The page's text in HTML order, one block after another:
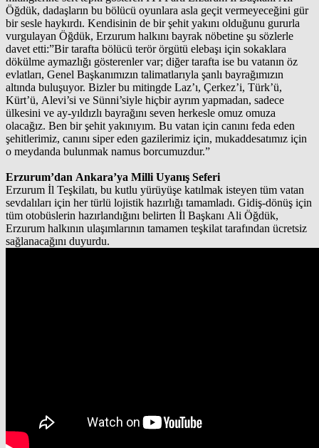
Öğdük, dadaşların bu bölücü oyunlara asla geçit vermeyeceğini gür
bir sesle haykırdı. Kendisinin de bir şehit yakını olduğunu gururla
vurgulayan Öğdük, Erzurum halkını bayrak nöbetine şu sözlerle
davet etti:”Bir tarafta bölücü terör örgütü elebaşı için sokaklara
dökülme aymazlığı gösterenler var; diğer tarafta ise bu vatanın öz
evlatları, Genel Başkanımızın talimatlarıyla şanlı bayrağımızın
altında buluşuyor. Bizler bu mitingde Laz’ı, Çerkez’i, Türk’ü,
Kürt’ü, Alevi’si ve Sünni’siyle hiçbir ayrım yapmadan, sadece
ülkesini ve ay-yıldızlı bayrağını seven herkesle omuz omuza
olacağız. Ben bir şehit yakınıyım. Bu vatan için canını feda eden
şehitlerimiz, canını siper eden gazilerimiz için, mukaddesatımız için
o meydanda bulunmak namus borcumuzdur.”
Erzurum’dan Ankara’ya Milli Uyanış Seferi
Erzurum İl Teşkilatı, bu kutlu yürüyüşe katılmak isteyen tüm vatan
sevdalıları için her türlü lojistik hazırlığı tamamladı. Gidiş-dönüş için
tüm otobüslerin hazırlandığını belirten İl Başkanı Ali Öğdük,
Erzurum halkının ulaşımlarının tamamen teşkilat tarafından ücretsiz
sağlanacağını duyurdu.